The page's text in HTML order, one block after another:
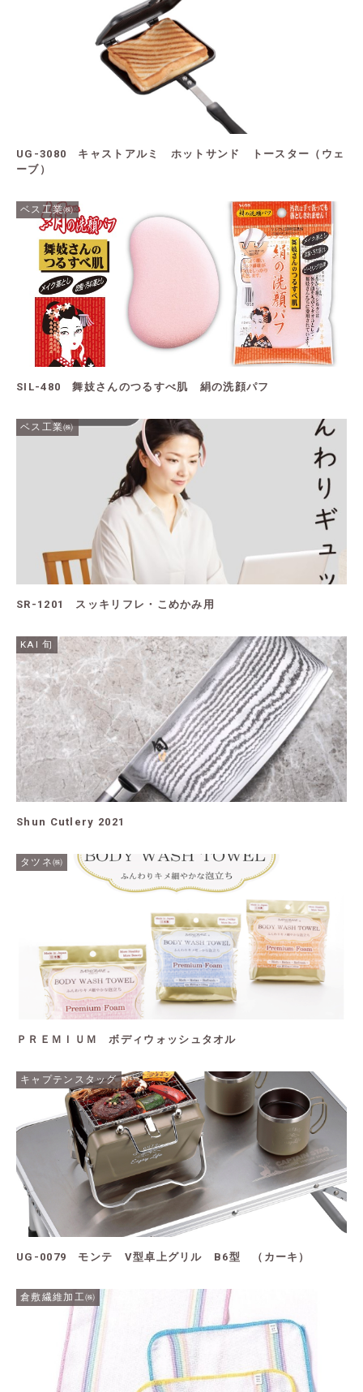
UG-3080 キャストアルミ ホットサンド トースター（ウェ
ーブ）
ベス工業㈱
SIL-480 舞妓さんのつるすべ肌 絹の洗顔パフ
ベス工業㈱
SR-1201 スッキリフレ・こめかみ用
KAI 旬
Shun Cutlery 2021
タツネ㈱
ＰＲＥＭＩＵＭ ボディウォッシュタオル
キャプテンスタッグ
UG-0079 モンテ V型卓上グリル B6型 （カーキ）
倉敷繊維加工㈱